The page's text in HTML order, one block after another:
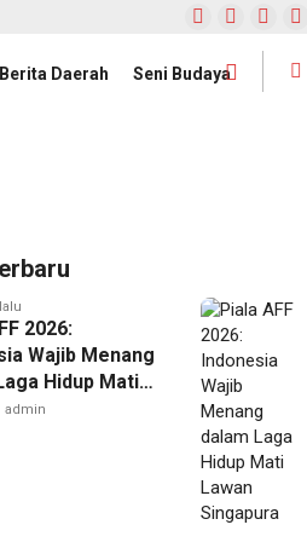
Berita Daerah Seni Budaya
Satelit Lampung-
2026:
Wajib Menang
Hidup Mati
admin